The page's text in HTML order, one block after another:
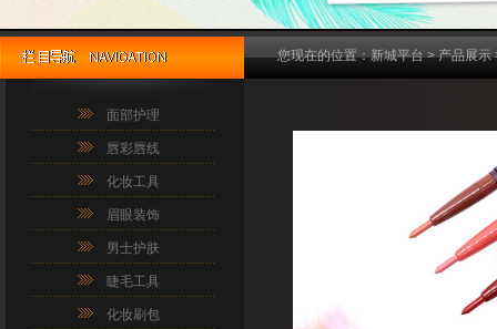
面部护理
唇彩唇线
化妆工具
眉眼装饰
男士护肤
睫毛工具
化妆刷包
您现在的位置：新城平台>产品展示